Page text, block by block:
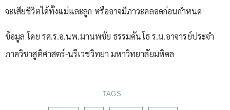
จะเสียชีวิตได้ทั้งแม่และลูก หรืออาจมีภาวะคลอดก่อนกำหนด
ข้อมูล โดย รศ.ร.อ.นพ.มานพชัย ธรรมคันโธ ร.น.อาจารย์ประจำ
ภาควิชาสูติศาสตร์-นรีเวชวิทยา มหาวิทยาลัยมหิดล
TAGS